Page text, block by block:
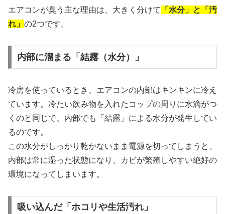
エアコンが臭う主な理由は、大きく分けて
「水分」と「汚
れ」 の2つです。
内部に溜まる「結露（水分）」
冷房を使っているとき、エアコンの内部はキンキンに冷え
ています。冷たい飲み物を入れたコップの周りに水滴がつ
くのと同じで、内部でも「結露」による水分が発生してい
るのです。
この水分がしっかり乾かないまま電源を切ってしまうと、
内部は常に湿った状態になり、カビが繁殖しやすい絶好の
環境になってしまいます。
吸い込んだ「ホコリや生活汚れ」